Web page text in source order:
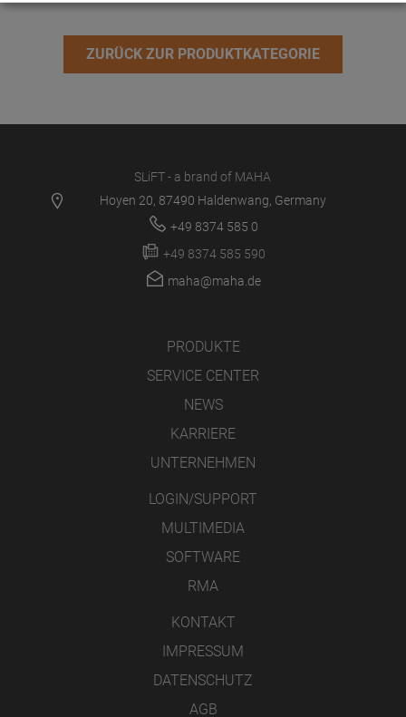
ZURÜCK ZUR PRODUKTKATEGORIE
SLiFT - a brand of MAHA
Hoyen 20, 87490 Haldenwang, Germany
+49 8374 585 0
+49 8374 585 590
maha@maha.de
PRODUKTE
SERVICE CENTER
NEWS
KARRIERE
UNTERNEHMEN
LOGIN/SUPPORT
MULTIMEDIA
SOFTWARE
RMA
KONTAKT
IMPRESSUM
DATENSCHUTZ
AGB